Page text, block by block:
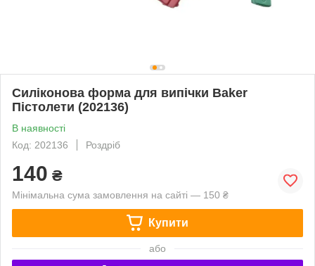
Силіконова форма для випічки Baker
Пістолети (202136)
В наявності
Код: 202136
Роздріб
140 ₴
Мінімальна сума замовлення на сайті — 150 ₴
Купити
або